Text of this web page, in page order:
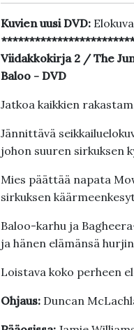
Kuvien uusi DVD:
Viidakkokirja 2 / The
Baloo - DVD
Jatkoa kaikkien
Jännittävä
johon suuren sirkuksen
Mies päättää napata
sirkuksen
Baloo-karhu ja
ja hänen elämänsä
Loistava koko perheen
Ohjaus: Duncan